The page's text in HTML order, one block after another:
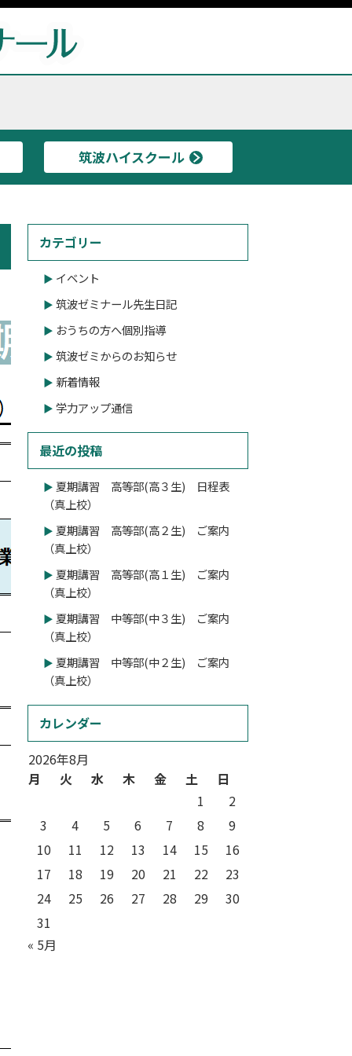
筑波ハイスクール
カテゴリー
イベント
筑波ゼミナール先生日記
おうちの方へ個別指導
筑波ゼミからのお知らせ
新着情報
学力アップ通信
最近の投稿
夏期講習 高等部(高３生) 日程表
（真上校）
夏期講習 高等部(高２生) ご案内
（真上校）
夏期講習 高等部(高１生) ご案内
（真上校）
夏期講習 中等部(中３生) ご案内
（真上校）
夏期講習 中等部(中２生) ご案内
（真上校）
カレンダー
2026年8月
月
火 水 木 金 土
日
1
2
3
4 5 6 7 8
9
10
11 12 13 14 15
16
17
18 19 20 21 22
23
24
25 26 27 28 29
30
31
« 5月